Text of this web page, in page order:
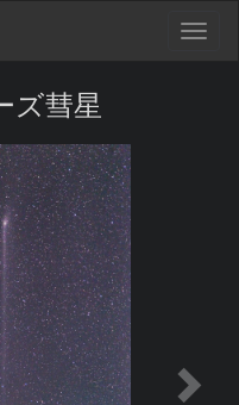
ズ彗星